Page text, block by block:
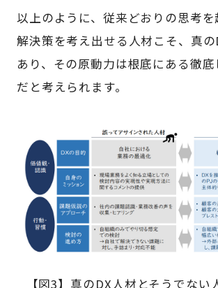
以上のように、従来どおりの思考
解決策を考え出せる人材こそ、真の
あり、その原動力は根底にある徹
だと考えられます。
【図3】真のDX人材とそうでない